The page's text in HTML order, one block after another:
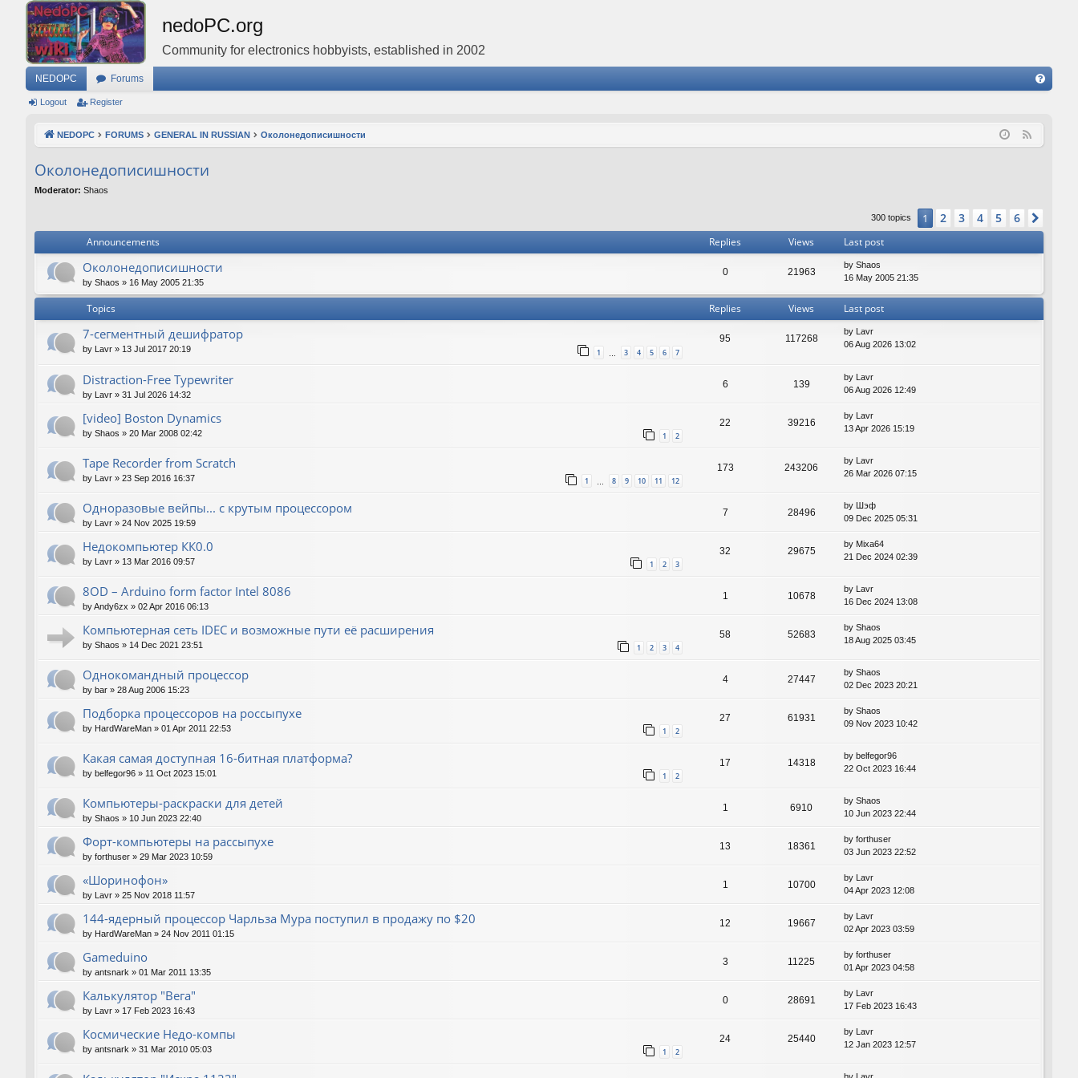
nedoPC.org
Community for electronics hobbyists, established in 2002
NEDOPC Forums
Q
Logout Register
NEDOPC FORUMS GENERAL IN RUSSIAN Околонедописишности
Околонедописишности
Moderator: Shaos
300 topics 1 2 3 4 5 6
Announcements Replies Views Last post
Околонедописишности
by Shaos » 16 May 2005 21:35
0 21963
by Shaos
16 May 2005 21:35
Topics Replies Views Last post
7-сегментный дешифратор
by Lavr » 13 Jul 2017 20:19 1 3 4 5 6 7
95 117268
by Lavr
06 Aug 2026 13:02
Distraction-Free Typewriter
by Lavr » 31 Jul 2026 14:32
6 139
by Lavr
06 Aug 2026 12:49
[video] Boston Dynamics
by Shaos » 20 Mar 2008 02:42 1 2
22 39216
by Lavr
13 Apr 2026 15:19
Tape Recorder from Scratch
by Lavr » 23 Sep 2016 16:37 1 8 9 10 11 12
173 243206
by Lavr
26 Mar 2026 07:15
Одноразовые вейпы... с крутым процессором
by Lavr » 24 Nov 2025 19:59
7 28496
by Шэф
09 Dec 2025 05:31
Недокомпьютер КК0.0
by Lavr » 13 Mar 2016 09:57 1 2 3
32 29675
by Mixa64
21 Dec 2024 02:39
8OD – Arduino form factor Intel 8086
byAndy6zx » 02 Apr 2016 06:13
1 10678
by Lavr
16 Dec 2024 13:08
Компьютерная сеть IDEC и возможные пути её расширения
by Shaos » 14 Dec 2021 23:51 1 2 3 4
58 52683
by Shaos
18 Aug 2025 03:45
Однокомандный процессор
by bar » 28 Aug 2006 15:23
4 27447
by Shaos
02 Dec 2023 20:21
Подборка процессоров на россыпухе
by HardWareMan » 01 Apr 2011 22:53 1 2
27 61931
by Shaos
09 Nov 2023 10:42
Какая самая доступная 16-битная платформа?
by belfegor96 » 11 Oct 2023 15:01 1 2
17 14318
by belfegor96
22 Oct 2023 16:44
Компьютеры-раскраски для детей
by Shaos » 10 Jun 2023 22:40
1 6910
by Shaos
10 Jun 2023 22:44
Форт-компьютеры на рассыпухе
by forthuser » 29 Mar 2023 10:59
13 18361
by forthuser
03 Jun 2023 22:52
«Шоринофон»
by Lavr » 25 Nov 2018 11:57
1 10700
by Lavr
04 Apr 2023 12:08
144-ядерный процессор Чарльза Мура поступил в продажу по $20
by HardWareMan » 24 Nov 2011 01:15
12 19667
by Lavr
02 Apr 2023 03:59
Gameduino
by antsnark » 01 Mar 2011 13:35
3 11225
by forthuser
01 Apr 2023 04:58
Калькулятор "Вега"
by Lavr » 17 Feb 2023 16:43
0 28691
by Lavr
17 Feb 2023 16:43
Космические Недо-компы
by antsnark » 31 Mar 2010 05:03 1 2
24 25440
by Lavr
12 Jan 2023 12:57